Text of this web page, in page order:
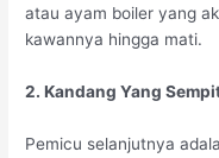
atau ayam boiler yang
kawannya hingga mati.
2. Kandang Yang
Pemicu selanjutnya